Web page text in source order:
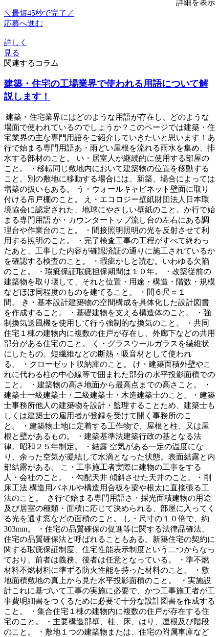
詳細を表示
＼最短45秒で完了／
応募へ進む
詳しく
見る
関連するコラム
建築・住宅の工場業界で使われる用語について解
説します！
建築・住宅業界にはどのような用語が存在し、どのような
場面で使われているのでしょうか？このページでは建築・住
宅業界の主な専門用語をご紹介していきたいと思います！あ
行で始まる専門用語あ・雨どい屋根を流れる雨水を集め、排
水する部材のこと。 い・居室人が継続的に使用する部屋の
こと。 ・移転同じ敷地内において建築物の位置を移動する
こと。別の敷地に移動する場合には、新築、場合によっては
増築の扱いもある。 う・ウォールキャビネット壁面に取り
付ける吊戸棚のこと。 え・エコロジー壁紙財団法人日本環
境協会に認定された、地球にやさしい壁紙のこと。か行で始
まる専門用語 か・カウンタートップ流し台の左右にある調
理台や作業台のこと。 ・間接照明照明の光を反射させて利
用する照明のこと。 ・完了検査工事の工程がすべて終わっ
たあと、工事した内容が確認済証の通りに施工されているか
を確認する検査のこと。 ・瑕疵かしと読む。いわゆる欠陥
のこと。 ・瑕疵保証瑕疵担保期間は１０年。 ・改築従前の
建築物を取り壊して、それと位置・用途・構造・階数・規模
などほぼ同程度のものを建てること。 ・間６尺＝１
間。 き・基本設計建築物の空間構成を具体化した設計図書
を作成すること。 ・基礎建物を支える構造体のこと。 ・強
制換気送風機を使用して行う強制的な換気のこと。 ・共同
住宅１棟の建物内に複数の住戸が存在し、外廊下などの共用
部分がある住宅のこと。 く・グラスウールガラスを繊維状
にしたもの。短繊維などの断熱・吸音材として使われ
る。 ・クローゼット収納庫のこと。 け・建築面積外壁やこ
れに代わる柱の中心線等で囲まれた部分の水平投影面積での
こと。 ・建築物の高さ地面から最高点までの高さこと。 ・
建築士一級建築士・二級建築士・木造建築士のこと。・建築
士事務所他人の建築物を設計・監理することため、建築士も
しくは建築士の雇用者が登録を受けて開く事務所のこ
と。 ・建築物土地に定着する工作物で、屋根と柱、又は屋
根と壁があるもの。 ・建築基準法建築行政の基となる法
律。昭和２５年制定。 ・結露 空気がある一定の温度にな
り、余った空気が凝結して水滴となった状態。表面結露と内
部結露がある。 こ・工事施工者実際に建物の工事をする
人・会社のこと。 ・勾配天井 傾斜させた天井のこと。・剛
床工法 構造用パネルや構造用合板を梁や根太に直接張る工
法のこと。 さ行で始まる専門用語さ・採光面積建物の用途
及び居室の種類・面積に応じて決められる、部屋に入ってく
る光を通す窓などの面積のこと。 し・尺寸の１０倍で、約
303mm。 ・住宅の品質確保の促進等に関する法律品確法、
住宅の品質確保法と呼ばれることもある。新築住宅の契約に
関する瑕疵保証制度、住宅性能表示制度という二つからなっ
ており、前者は義務、後者は任意となっている。 ・準不燃
材料不燃材料に準ずる防火性能を持った材料のこと。 ・敷
地面積敷地の真上から見た水平投影面積のこと。 ・実施設
計これに基づいて工事の実施に必要で、かつ工事施工者が工
事費明細書をつくるために必要で十分な設計図書を作成する
こと。 ・集合住宅１棟の建物内に複数の住戸が存在する住
宅のこと。 ・主要構造部壁、柱、床、はり、屋根及び階段
のこと。 ・敷地１つの建築物または、住宅の附属車庫など